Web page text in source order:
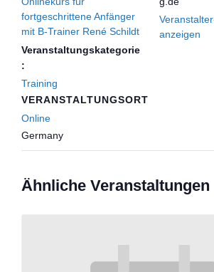
fortgeschrittene Anfänger
mit B-Trainer René Schildt
Veranstaltungskategorie
:
Training
VERANSTALTUNGSORT
Online
Germany
anzeigen
Ähnliche Veranstaltungen